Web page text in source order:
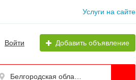
Услуги на сайте
Войти Добавить объявление